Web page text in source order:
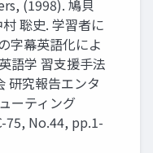
(1998). 鳩貝
聡史. 学習者に
字幕英語化によ
語学 習支援手法
研究報告エンタ
ーティング
75, No.44, pp.1-